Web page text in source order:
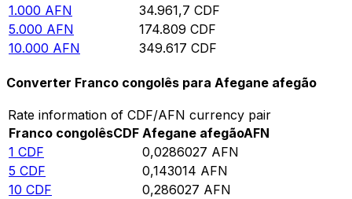
1.000 AFN 34.961,7 CDF
5.000 AFN 174.809 CDF
10.000 AFN 349.617 CDF
Converter Franco congolês para Afegane afegão
Rate information of CDF/AFN currency pair
Franco congolêsCDF Afegane afegãoAFN
1 CDF 0,0286027 AFN
5 CDF 0,143014 AFN
10 CDF 0,286027 AFN